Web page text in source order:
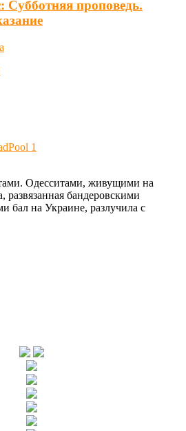
Субботняя проповедь.
1
Одесситами, живущими на
развязанная бандеровскими
бал на Украине, разлучила с